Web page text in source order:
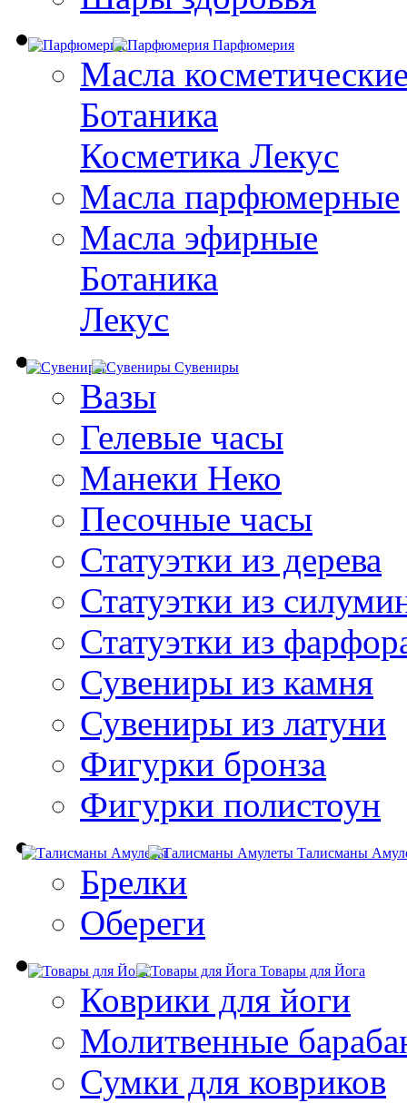
Парфюмерия
Масла
Ботаника
Косметика Лекус
Масла парфюмерные
Масла эфирные
Ботаника
Лекус
Сувениры
Вазы
Гелевые часы
Манеки Неко
Песочные часы
Статуэтки из дерева
Статуэтки из
Статуэтки из
Сувениры из камня
Сувениры из латуни
Фигурки бронза
Фигурки полистоун
Талисманы
Брелки
Обереги
Товары для Йога
Коврики для йоги
Молитвенные
Сумки для ковриков